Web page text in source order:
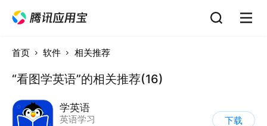
首页 软件 相关推荐
“看图学英语”的相关推荐(16)
学英语
英语学习
下载